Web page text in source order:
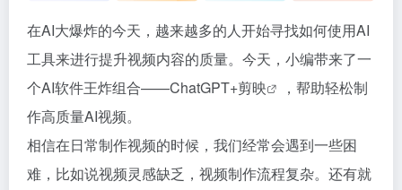
在AI大爆炸的今天，越来越多的人开始寻找如何使用AI
工具来进行提升视频内容的质量。今天，小编带来了一
个AI软件王炸组合——ChatGPT+剪映
，帮助轻松制
作高质量AI视频。
相信在日常制作视频的时候，我们经常会遇到一些困
难，比如说视频灵感缺乏，视频制作流程复杂。还有就